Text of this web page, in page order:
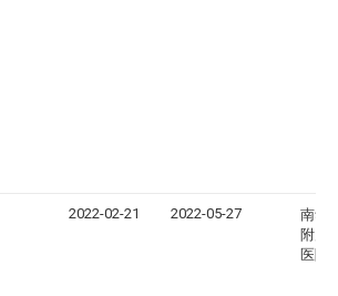
2022-02-21 2022-05-27
南华
附属
医院